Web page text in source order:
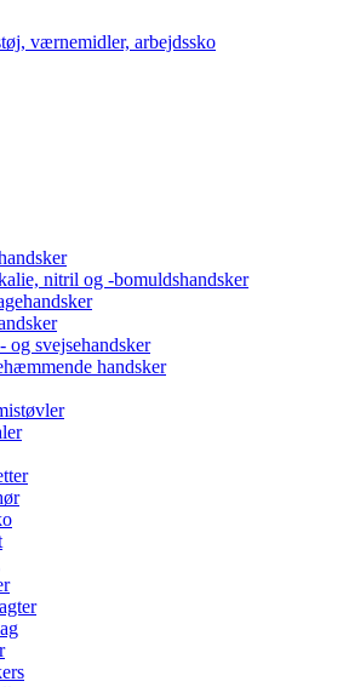
nitril og -bomuldshandsker
og svejsehandsker
handsker